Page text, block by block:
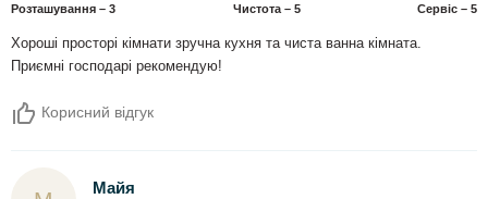
Розташування – 3 Чистота – 5 Сервіс – 5
Хороші просторі кімнати зручна кухня та чиста ванна кімната.
Приємні господарі рекомендую!
Корисний відгук
Майя